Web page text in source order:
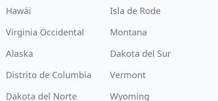
Hawái
Isla de Rode
Virginia Occidental
Montana
Alaska
Dakota del Sur
Distrito de Columbia
Vermont
Dakota del Norte
Wyoming